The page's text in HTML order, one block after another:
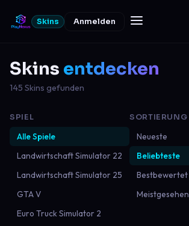
Skins Anmelden
Skins entdecken
145 Skins gefunden
SPIEL
Alle Spiele
Landwirtschaft Simulator 22
Landwirtschaft Simulator 25
GTA V
Euro Truck Simulator 2
SORTIERUNG
Neueste
Beliebteste
Bestbewertet
Meistgesehen